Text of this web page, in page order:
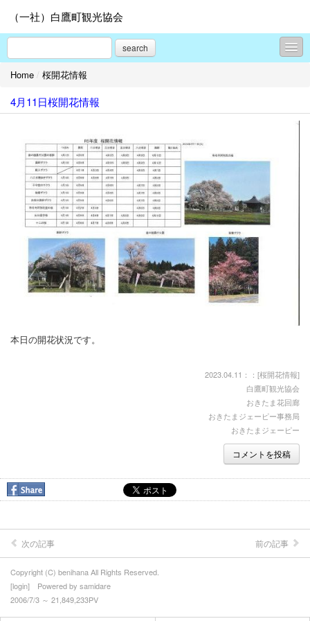
（一社）白鷹町観光協会
search
新着情報
旬の白鷹情報
夏はベニバナ
秋はアユ
冬は隠れ蕎麦屋の里
モデルコース
しらたかを楽しむ - 見る
しらたかを楽しむ - 食べる
特集 - さくらまつり, 新そばキャンペーン, 紅花まつり, 鮎まつり
■お知らせ
■初夏・高い山
■夏・紅花生育日記
■ └ 2008年
Home / 桜開花情報
4月11日桜開花情報
本日の開花状況です。
2023.04.11：：[桜開花情報]
白鷹町観光協会
おきたま花回廊
おきたまジェーピー事務局
おきたまジェーピー
コメントを投稿
次の記事 前の記事
Copyright (C) benihana All Rights Reserved.
[login] Powered by samidare
2006/7/3 ～ 21,849,233PV